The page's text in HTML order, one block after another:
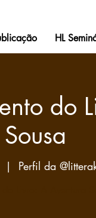
HL
do
|
Perfil da